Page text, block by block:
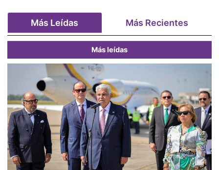
Más Leídas Más Recientes
Más leídas